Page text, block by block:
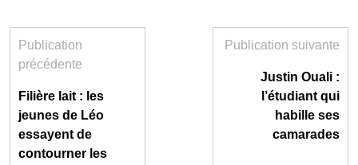
Publication
précédente
Filière lait : les
jeunes de Léo
essayent de
contourner les
Publication suivante
Justin Ouali :
l’étudiant qui
habille ses
camarades